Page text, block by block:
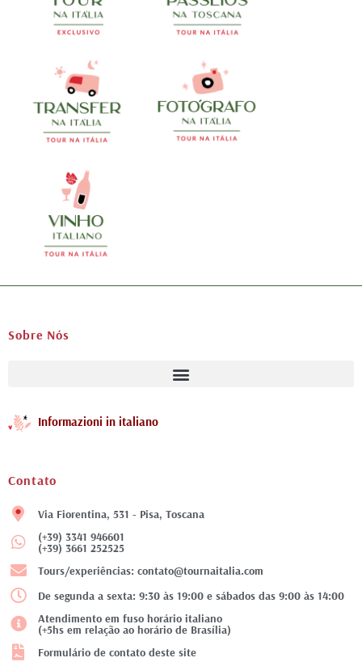
Sobre Nós
Informazioni in italiano
Contato
Via Fiorentina, 531 - Pisa, Toscana
(+39) 3341 946601
(+39) 3661 252525
Tours/experiências: contato@tournaitalia.com
De segunda a sexta: 9:30 às 19:00 e sábados das 9:00 às 14:00
Atendimento em fuso horário italiano
(+5hs em relação ao horário de Brasília)
Formulário de contato deste site